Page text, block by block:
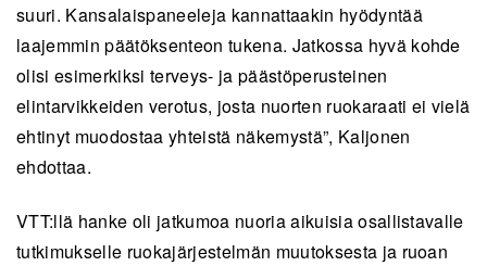
suuri. Kansalaispaneeleja kannattaakin hyödyntää
laajemmin päätöksenteon tukena. Jatkossa hyvä kohde
olisi esimerkiksi terveys- ja päästöperusteinen
elintarvikkeiden verotus, josta nuorten ruokaraati ei vielä
ehtinyt muodostaa yhteistä näkemystä”, Kaljonen
ehdottaa.
VTT:llä hanke oli jatkumoa nuoria aikuisia osallistavalle
tutkimukselle ruokajärjestelmän muutoksesta ja ruoan